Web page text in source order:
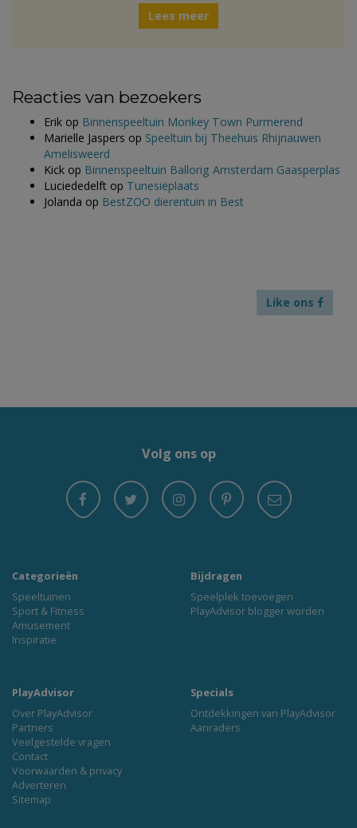
Lees meer
Reacties van bezoekers
Erik op Binnenspeeltuin Monkey Town Purmerend
Marielle Jaspers op Speeltuin bij Theehuis Rhijnauwen
Amelisweerd
Kick op Binnenspeeltuin Ballorig Amsterdam Gaasperplas
Luciededelft op Tunesiëplaats
Jolanda op BestZOO dierentuin in Best
Like ons
Volg ons op
Categorieën
Speeltuinen
Sport & Fitness
Amusement
Inspiratie
Bijdragen
Speelplek toevoegen
PlayAdvisor blogger worden
PlayAdvisor
Over PlayAdvisor
Partners
Veelgestelde vragen
Contact
Voorwaarden & privacy
Adverteren
Sitemap
Specials
Ontdekkingen van PlayAdvisor
Aanraders